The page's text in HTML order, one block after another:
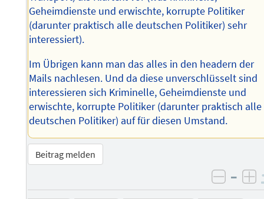
Geheimdienste und erwischte, korrupte Politiker
(darunter praktisch alle deutschen Politiker) sehr
interessiert).
Im Übrigen kann man das alles in den headern der
Mails nachlesen. Und da diese unverschlüsselt sind
interessieren sich Kriminelle, Geheimdienste und
erwischte, korrupte Politiker (darunter praktisch alle
deutschen Politiker) auf für diesen Umstand.
Beitrag melden
–